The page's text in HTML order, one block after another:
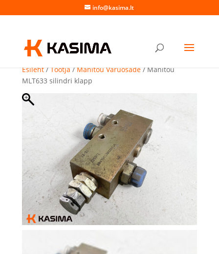
info@kasima.lt
Esileht/Tootja/Manitou Varuosade/ Manitou
MLT633 silindri klapp